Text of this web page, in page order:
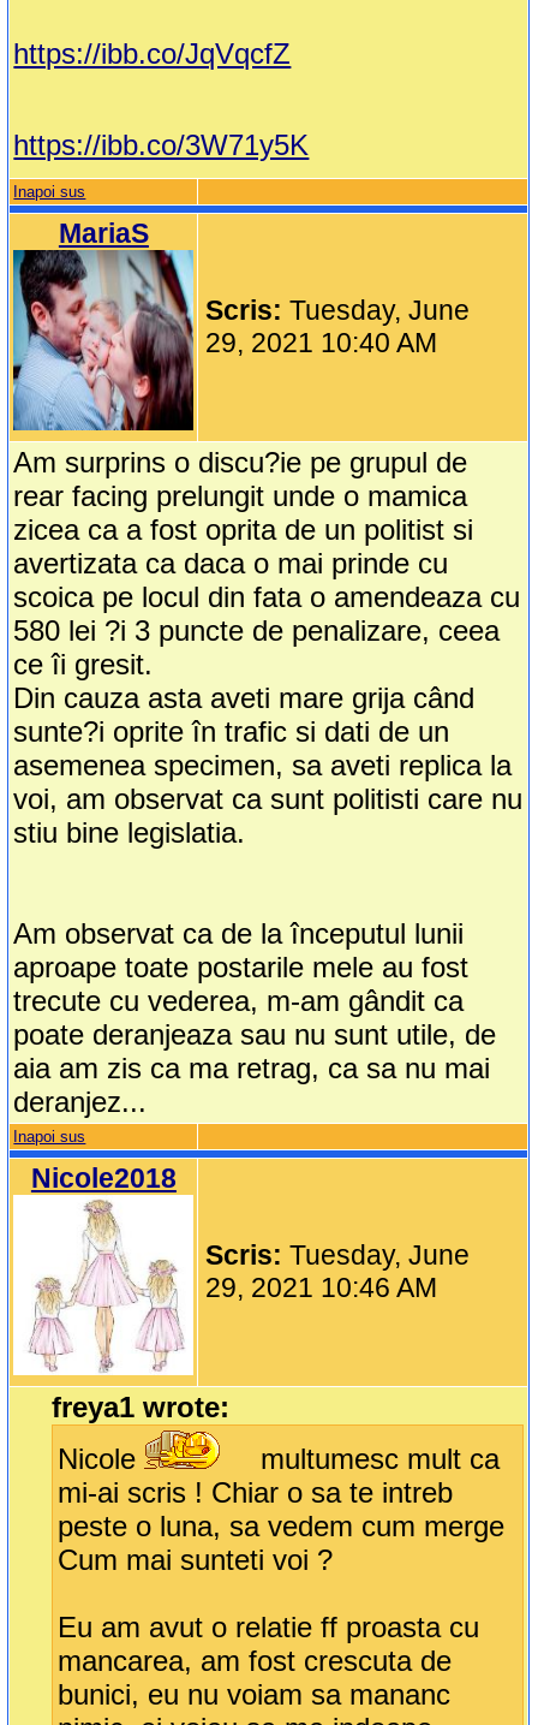
https://ibb.co/JqVqcfZ
https://ibb.co/3W71y5K
Inapoi sus
MariaS
Scris:Tuesday, June
29, 2021 10:40 AM
Am surprins o discu?ie pe grupul de
rear facing prelungit unde o mamica
zicea ca a fost oprita de un politist si
avertizata ca daca o mai prinde cu
scoica pe locul din fata o amendeaza cu
580 lei ?i 3 puncte de penalizare, ceea
ce îi gresit.
Din cauza asta aveti mare grija când
sunte?i oprite în trafic si dati de un
asemenea specimen, sa aveti replica la
voi, am observat ca sunt politisti care nu
stiu bine legislatia.
Am observat ca de la începutul lunii
aproape toate postarile mele au fost
trecute cu vederea, m-am gândit ca
poate deranjeaza sau nu sunt utile, de
aia am zis ca ma retrag, ca sa nu mai
deranjez...
Inapoi sus
Nicole2018
Scris:Tuesday, June
29, 2021 10:46 AM
freya1 wrote:
Nicole
multumesc mult ca
mi-ai scris ! Chiar o sa te intreb
peste o luna, sa vedem cum merge
Cum mai sunteti voi ?
Eu am avut o relatie ff proasta cu
mancarea, am fost crescuta de
bunici, eu nu voiam sa mananc